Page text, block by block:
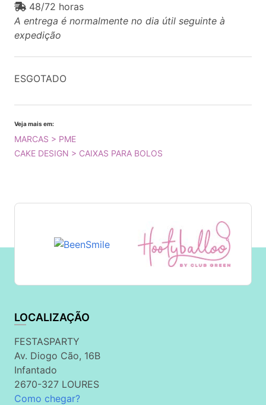
48/72 horas
A entrega é normalmente no dia útil seguinte à
expedição
ESGOTADO
Veja mais em:
MARCAS > PME
CAKE DESIGN > CAIXAS PARA BOLOS
LOCALIZAÇÃO
FESTASPARTY
Av. Diogo Cão, 16B
Infantado
2670-327 LOURES
Como chegar?